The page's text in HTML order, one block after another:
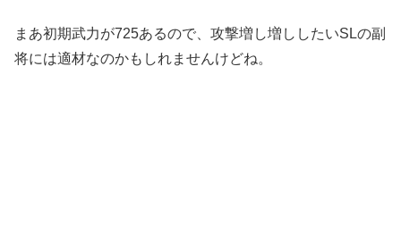
まあ初期武力が725あるので、攻撃増し増ししたいSLの副
将には適材なのかもしれませんけどね。